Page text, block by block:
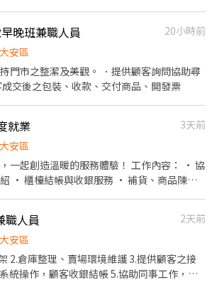
形、盤點貨品存量及撰寫當日業務報表。
晚班兼職人員
20小時前
安區
門市之整潔及美觀。 ．提供顧客詢問協助尋
交後之包裝、收款、交付商品、開發票
就業
3天前
安區
造溫暖的服務體驗！ 工作內容： • 協
• 櫃檯結帳與收銀服務 • 補貨、商品陳列
意協助新手 有夥伴陪你一起成長！
職人員
2天前
安區
2.倉庫整理、賣場環境維護 3.提供顧客之接
統操作，顧客收銀結帳 5.協助同事工作，完